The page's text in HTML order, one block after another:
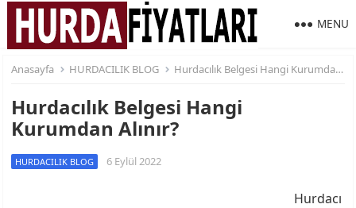
MENU
Anasayfa HURDACILIK BLOG Hurdacılık Belgesi Hangi Kurumdan Alınır?
Hurdacılık Belgesi Hangi
Kurumdan Alınır?
HURDACILIK BLOG 6 Eylül 2022
Hurdacı